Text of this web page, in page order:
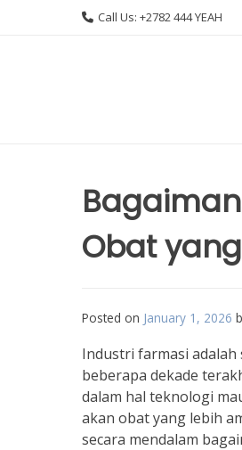
Call Us: +2782 444 YEAH
Obat
Posted on January 1, 2026
Industri farmasi
beberapa dekade
dalam hal teknologi
akan obat yang lebih
secara mendalam